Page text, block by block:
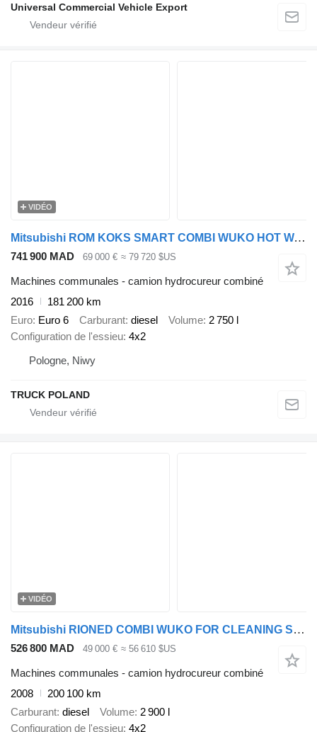
Universal Commercial Vehicle Export
VIDÉO
Mitsubishi ROM KOKS SMART COMBI WUKO HOT WATER FOR CLEANING SEWAGE EURO 6
741 900 MAD 69 000 € ≈ 79 720 $US
Machines communales - camion hydrocureur combiné
2016
181 200 km
Euro Euro 6 Carburant diesel Volume 2 750 l
Configuration de l'essieu 4x2
Pologne, Niwy
TRUCK POLAND
VIDÉO
Mitsubishi RIONED COMBI WUKO FOR CLEANING SEWAGE
526 800 MAD 49 000 € ≈ 56 610 $US
Machines communales - camion hydrocureur combiné
2008
200 100 km
Carburant diesel Volume 2 900 l
Configuration de l'essieu 4x2